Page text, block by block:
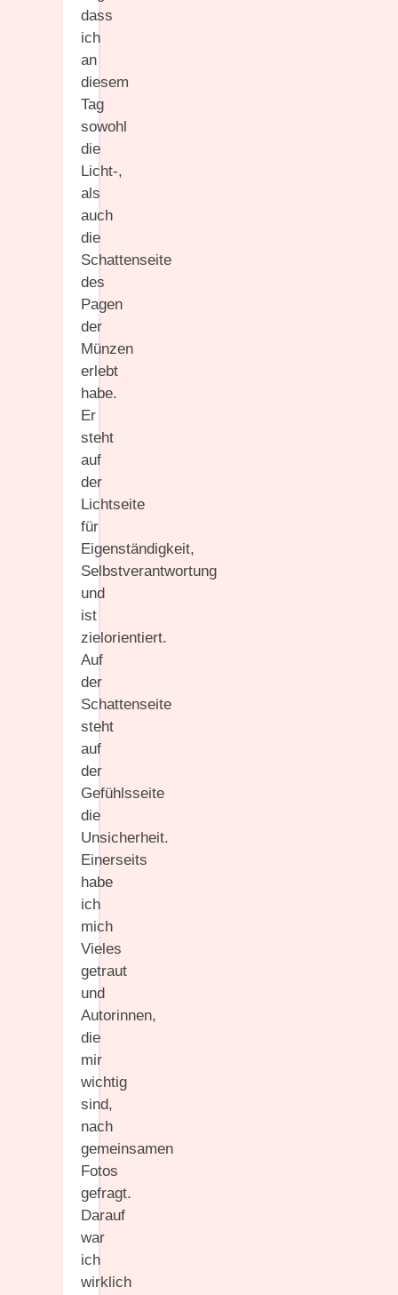
dass
ich
an
diesem
Tag
sowohl
die
Licht-,
als
auch
die
Schattenseite
des
Pagen
der
Münzen
erlebt
habe.
Er
steht
auf
der
Lichtseite
für
Eigenständigkeit,
Selbstverantwortung
und
ist
zielorientiert.
Auf
der
Schattenseite
steht
auf
der
Gefühlsseite
die
Unsicherheit.
Einerseits
habe
ich
mich
Vieles
getraut
und
Autorinnen,
die
mir
wichtig
sind,
nach
gemeinsamen
Fotos
gefragt.
Darauf
war
ich
wirklich